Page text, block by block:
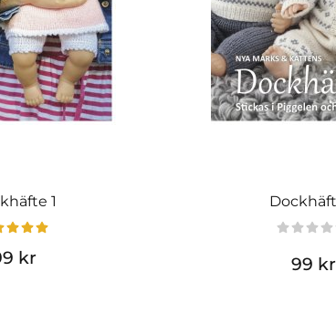
1
kr 99 kr